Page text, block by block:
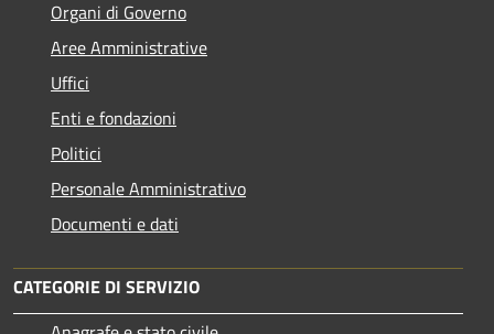
Organi di Governo
Aree Amministrative
Uffici
Enti e fondazioni
Politici
Personale Amministrativo
Documenti e dati
CATEGORIE DI SERVIZIO